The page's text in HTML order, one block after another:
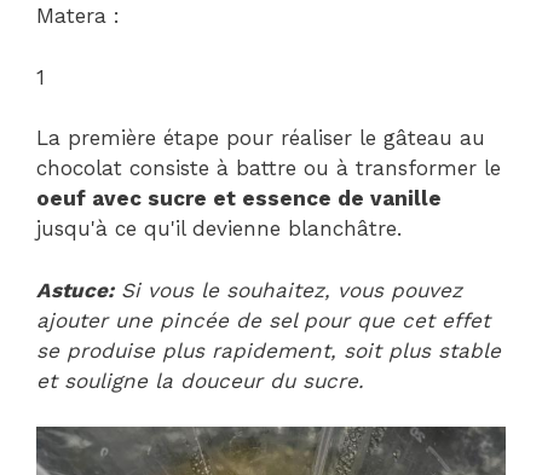
Matera :
1
La première étape pour réaliser le gâteau au
chocolat consiste à battre ou à transformer le
oeuf avec sucre et essence de vanille
jusqu'à ce qu'il devienne blanchâtre.
Astuce:Si vous le souhaitez, vous pouvez
ajouter une pincée de sel pour que cet effet
se produise plus rapidement, soit plus stable
et souligne la douceur du sucre.